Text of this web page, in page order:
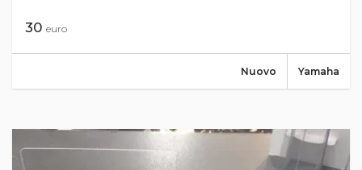
30 euro
Yamaha
Nuovo